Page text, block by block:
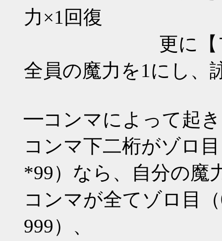
力×1回復
更に【ファイ
全員の魔力を1にし、
━コンマによって起
コンマ下二桁がゾロ
*99）なら、自分の魔
コンマが全てゾロ目（
999）、